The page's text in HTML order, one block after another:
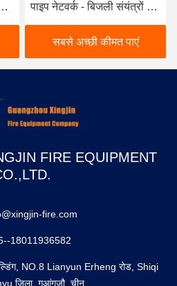
पाइप नेटवर्क - बिजली संयंत्रों के
लिए विश्वसनीय निष्क्रिय गैस
प्रणालीसबसे अच्छी कीमत पाएं
FIRE EQUIPMENT
fire.com
18011936582
NO.8 Lianyun Erheng रोड, Shiqi
जिला, गुआंगज़ौ, चीन